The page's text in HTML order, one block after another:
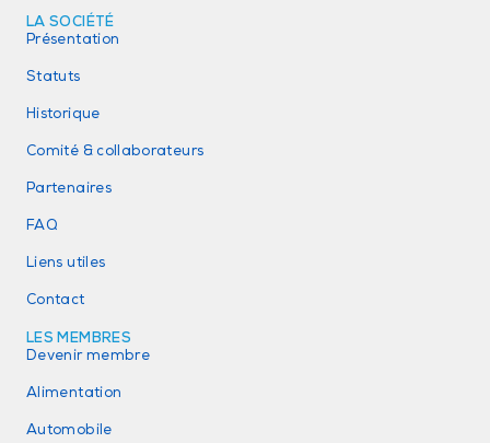
LA SOCIÉTÉ
Présentation
Statuts
Historique
Comité & collaborateurs
Partenaires
FAQ
Liens utiles
Contact
LES MEMBRES
Devenir membre
Alimentation
Automobile